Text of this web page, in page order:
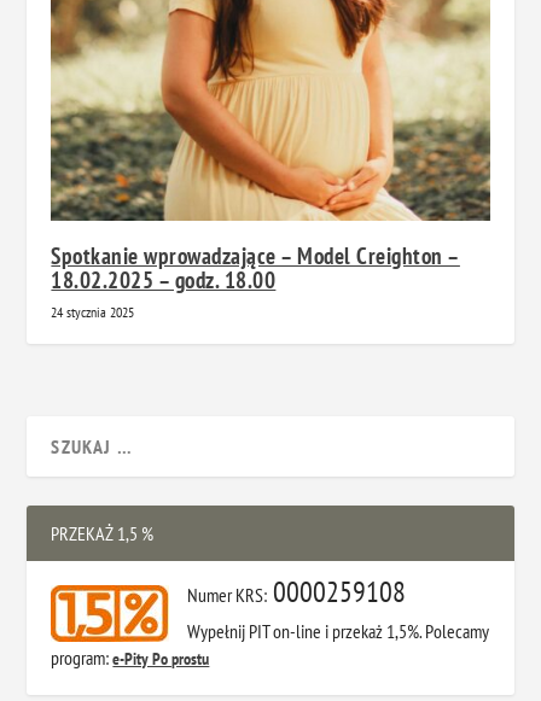
Spotkanie wprowadzające – Model Creighton –
18.02.2025 – godz. 18.00
24 stycznia 2025
PRZEKAŻ 1,5 %
Numer KRS: 0000259108
Wypełnij PIT on-line i przekaż 1,5%. Polecamy
program:e-Pity Po prostu